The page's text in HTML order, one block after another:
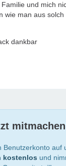
und mich
wie man aus
dankbar
Benutzerkonto auf
kostenlos und